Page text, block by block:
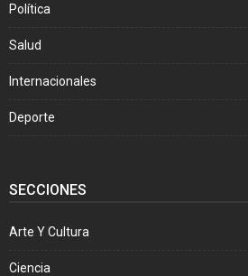
Política
Salud
Internacionales
Deporte
SECCIONES
Arte Y Cultura
Ciencia